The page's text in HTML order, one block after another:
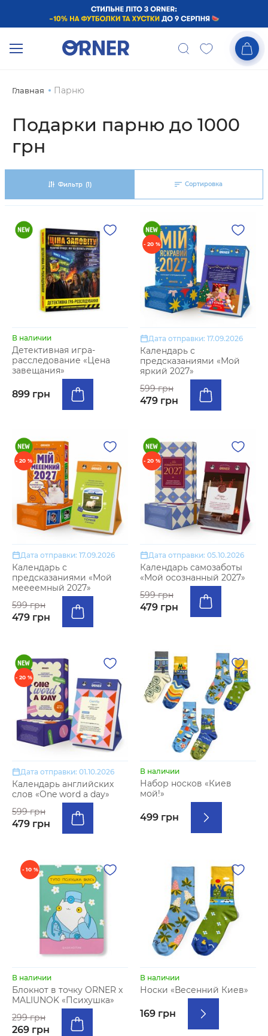
Главная Парню
Подарки парню до 1000
грн
Фильтр (1) Сортировка
В наличии
Детективная игра-
расследование «Цена
завещания»
899 грн
- 20 %
Дата отправки: 17.09.2026
Календарь с
предсказаниями «Мой
яркий 2027»
599 грн
479 грн
- 20 %
Дата отправки: 17.09.2026
Календарь с
предсказаниями «Мой
меееемный 2027»
599 грн
479 грн
- 20 %
Дата отправки: 05.10.2026
Календарь самозаботы
«Мой осознанный 2027»
599 грн
479 грн
- 20 %
Дата отправки: 01.10.2026
Календарь английских
слов «One word a day»
599 грн
479 грн
В наличии
Набор носков «Киев
мой!»
499 грн
- 10 %
В наличии
Блокнот в точку ORNER x
MALIUNOK «Психушка»
299 грн
269 грн
В наличии
Носки «Весенний Киев»
169 грн